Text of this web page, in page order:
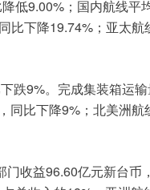
降低9.00% ；国内航线平
比下降19.74% ；亚太
跌9%。完成集装箱运
同比下降9% ；北美洲
门收益96.60亿元新台币